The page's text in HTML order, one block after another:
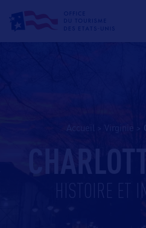
HISTOIRE ET